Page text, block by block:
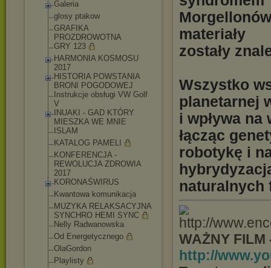
Galeria
glosy ptakow
GRAFIKA
PROZDROWOTNA
GRY 123
HARMONIA KOSMOSU
2017
HISTORIA POWSTANIA
BRONI POGODOWEJ
Instrukcje obsługi VW Golf
V
INUAKI - GAD KTÓRY
MIESZKA WE MNIE
ISLAM
KATALOG PAMELI
KONFERENCJA -
REWOLUCJA ZDROWIA
2017
KORONAŚWIRUS
Kwantowa komunikacja
MUZYKA RELAKSACYJNA
SYNCHRO HEMI SYNC
Nelly Radwanowska
Od Energetycznego
OlaGordon
Playlisty
materiały
zostały
Wszystko
planetarnej
i wpływa
łącząc
robotykę i
naturalnych
WAŻNY
http://